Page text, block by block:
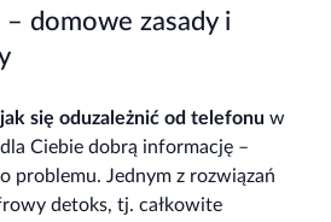
domowe zasady i
jak się oduzależnić od telefonu w
Ciebie dobrą informację –
problemu. Jednym z rozwiązań
detoks, tj. całkowite